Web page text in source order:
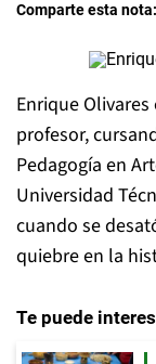
Comparte esta nota:
Enrique
profesor,
Pedagogía en
Universidad
cuando se
quiebre en la
Te puede